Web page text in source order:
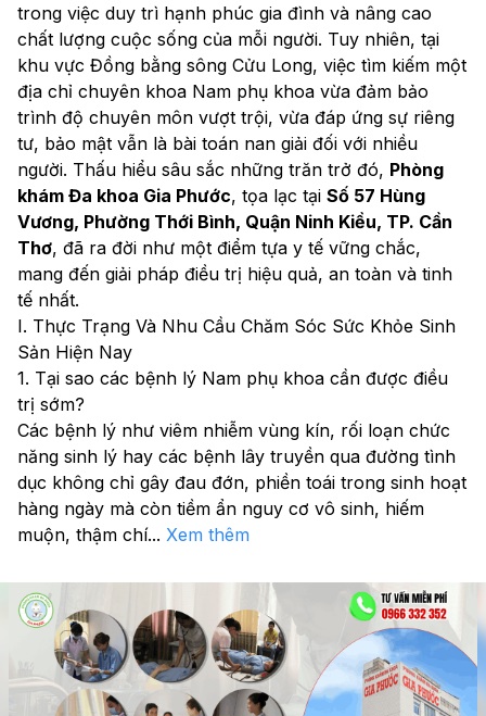
trong việc duy trì hạnh phúc gia đình và nâng cao
chất lượng cuộc sống của mỗi người. Tuy nhiên, tại
khu vực Đồng bằng sông Cửu Long, việc tìm kiếm một
địa chỉ chuyên khoa Nam phụ khoa vừa đảm bảo
trình độ chuyên môn vượt trội, vừa đáp ứng sự riêng
tư, bảo mật vẫn là bài toán nan giải đối với nhiều
người. Thấu hiểu sâu sắc những trăn trở đó, Phòng
khám Đa khoa Gia Phước, tọa lạc tại Số 57 Hùng
Vương, Phường Thới Bình, Quận Ninh Kiều, TP. Cần
Thơ, đã ra đời như một điểm tựa y tế vững chắc,
mang đến giải pháp điều trị hiệu quả, an toàn và tinh
tế nhất.
I. Thực Trạng Và Nhu Cầu Chăm Sóc Sức Khỏe Sinh
Sản Hiện Nay
1. Tại sao các bệnh lý Nam phụ khoa cần được điều
trị sớm?
Các bệnh lý như viêm nhiễm vùng kín, rối loạn chức
năng sinh lý hay các bệnh lây truyền qua đường tình
dục không chỉ gây đau đớn, phiền toái trong sinh hoạt
hàng ngày mà còn tiềm ẩn nguy cơ vô sinh, hiếm
muộn, thậm chí... Xem thêm